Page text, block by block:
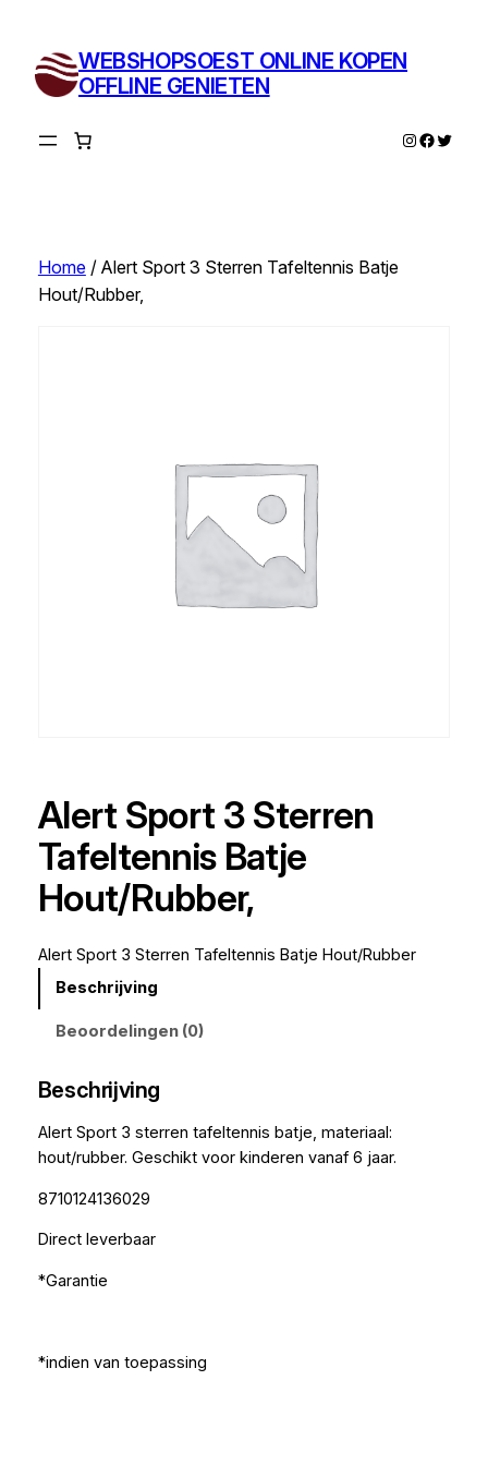
inhoud
WEBSHOPSOEST ONLINE KOPEN
OFFLINE GENIETEN
Instagram
Twitter
Home/ Alert Sport 3 Sterren Tafeltennis Batje
Hout/Rubber,
Alert Sport 3 Sterren
Tafeltennis Batje
Hout/Rubber,
Alert Sport 3 Sterren Tafeltennis Batje Hout/Rubber
Beschrijving
Beoordelingen (0)
Beschrijving
Alert Sport 3 sterren tafeltennis batje, materiaal:
hout/rubber. Geschikt voor kinderen vanaf 6 jaar.
8710124136029
Direct leverbaar
*Garantie
*indien van toepassing